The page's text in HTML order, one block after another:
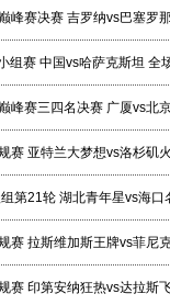
峰赛决赛 吉罗纳vs巴塞罗
组赛 中国vs哈萨克斯坦 全
峰赛三四名决赛 广厦vs北
赛 亚特兰大梦想vs洛杉矶
第21轮 湖北青年星vs海口
赛 拉斯维加斯王牌vs菲尼
赛 印第安纳狂热vs达拉斯